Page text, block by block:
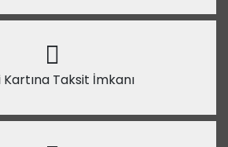
Kartına Taksit İmkanı